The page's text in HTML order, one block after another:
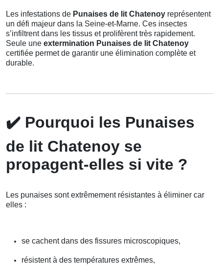
Les infestations de Punaises de lit Chatenoy représentent
un défi majeur dans la Seine-et-Marne. Ces insectes
s’infiltrent dans les tissus et prolifèrent très rapidement.
Seule une extermination Punaises de lit Chatenoy
certifiée permet de garantir une élimination complète et
durable.
✔️ Pourquoi les Punaises
de lit Chatenoy se
propagent-elles si vite ?
Les punaises sont extrêmement résistantes à éliminer car
elles :
se cachent dans des fissures microscopiques,
résistent à des températures extrêmes,